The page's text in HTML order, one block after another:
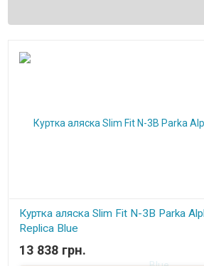
Куртка аляска Slim Fit N-3B Parka
Replica Blue
В наличии
13 838 грн.